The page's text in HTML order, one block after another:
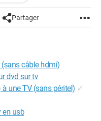
de griller votre
pertinentes.
Partager
câble hdmi)
dvd sur tv
une TV (sans péritel) ✓
en usb